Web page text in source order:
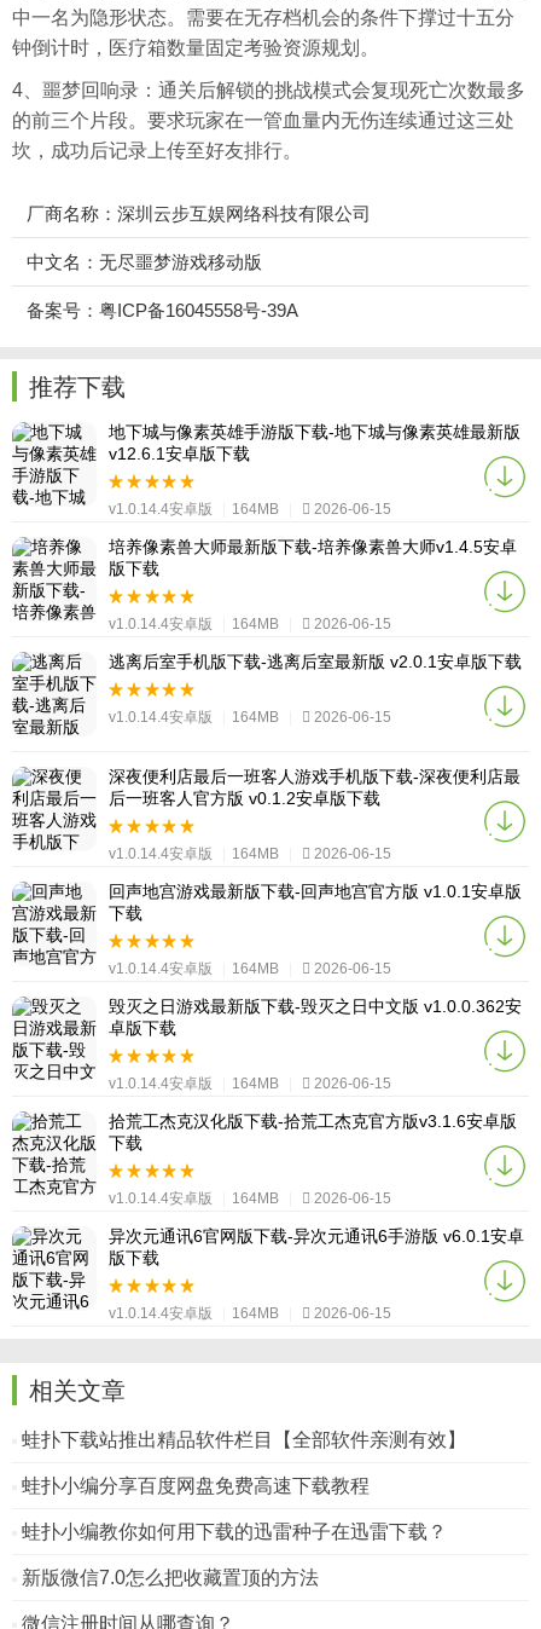
中一名为隐形状态。需要在无存档机会的条件下撑过十五分
钟倒计时，医疗箱数量固定考验资源规划。
4、噩梦回响录：通关后解锁的挑战模式会复现死亡次数最多
的前三个片段。要求玩家在一管血量内无伤连续通过这三处
坎，成功后记录上传至好友排行。
厂商名称：深圳云步互娱网络科技有限公司
中文名：无尽噩梦游戏移动版
备案号：粤ICP备16045558号-39A
推荐下载
地下城与像素英雄手游版下载-地下城与像素英雄最新版
v12.6.1安卓版下载
v1.0.14.4安卓版 164MB 2026-06-15
培养像素兽大师最新版下载-培养像素兽大师v1.4.5安卓
版下载
v1.0.14.4安卓版 164MB 2026-06-15
逃离后室手机版下载-逃离后室最新版 v2.0.1安卓版下载
v1.0.14.4安卓版 164MB 2026-06-15
深夜便利店最后一班客人游戏手机版下载-深夜便利店最
后一班客人官方版 v0.1.2安卓版下载
v1.0.14.4安卓版 164MB 2026-06-15
回声地宫游戏最新版下载-回声地宫官方版 v1.0.1安卓版
下载
v1.0.14.4安卓版 164MB 2026-06-15
毁灭之日游戏最新版下载-毁灭之日中文版 v1.0.0.362安
卓版下载
v1.0.14.4安卓版 164MB 2026-06-15
拾荒工杰克汉化版下载-拾荒工杰克官方版v3.1.6安卓版
下载
v1.0.14.4安卓版 164MB 2026-06-15
异次元通讯6官网版下载-异次元通讯6手游版 v6.0.1安卓
版下载
v1.0.14.4安卓版 164MB 2026-06-15
相关文章
蛙扑下载站推出精品软件栏目【全部软件亲测有效】
蛙扑小编分享百度网盘免费高速下载教程
蛙扑小编教你如何用下载的迅雷种子在迅雷下载？
新版微信7.0怎么把收藏置顶的方法
微信注册时间从哪查询？